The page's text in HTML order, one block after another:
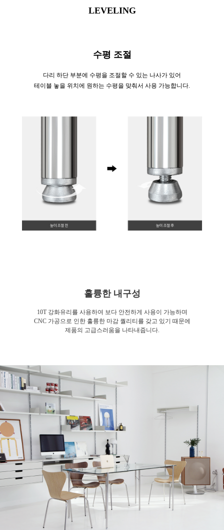
LEVELING
수평 조절
다리 하단 부분에 수평을 조절할 수 있는 나사가 있어
테이블 놓을 위치에 원하는 수평을 맞춰서 사용 가능합니다.
훌륭한 내구성
10T 강화유리를 사용하여 보다 안전하게 사용이 가능하며
CNC 가공으로 인한 훌륭한 마감 퀄리티를 갖고 있기 때문에
제품의 고급스러움을 나타내줍니다.